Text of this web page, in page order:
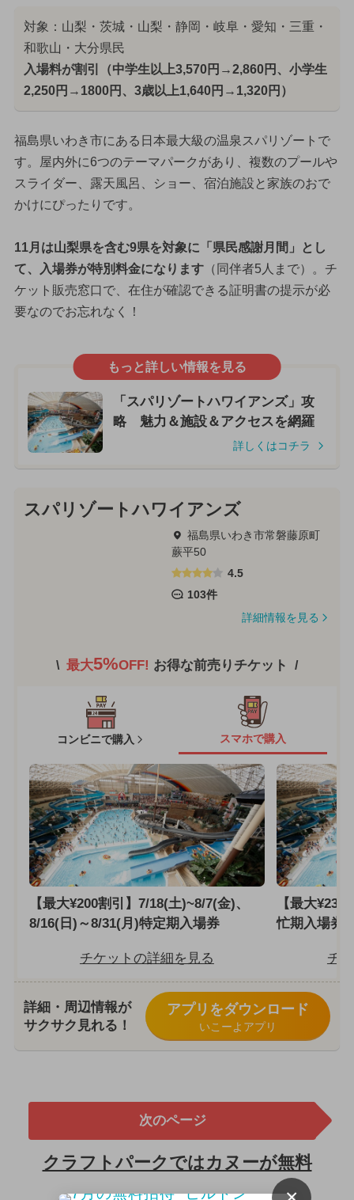
対象：山梨・茨城・山梨・静岡・岐阜・愛知・三重・
和歌山・大分県民
入場料が割引（中学生以上3,570円→2,860円、小学生
2,250円→1800円、3歳以上1,640円→1,320円）
福島県いわき市にある日本最大級の温泉スパリゾートで
す。屋内外に6つのテーマパークがあり、複数のプールや
スライダー、露天風呂、ショー、宿泊施設と家族のおで
かけにぴったりです。
11月は山梨県を含む9県を対象に「県民感謝月間」とし
て、入場券が特別料金になります（同伴者5人まで）。チ
ケット販売窓口で、在住が確認できる証明書の提示が必
要なのでお忘れなく！
もっと詳しい情報を見る
「スパリゾートハワイアンズ」攻
略 魅力＆施設＆アクセスを網羅
詳しくはコチラ
スパリゾートハワイアンズ
福島県いわき市常磐藤原町
蕨平50
4.5
103件
詳細情報を見る
最大5%OFF! お得な前売りチケット
コンビニで購入 スマホで購入
【最大¥200割引】7/18(土)~8/7(金)、
8/16(日)～8/31(月)特定期入場券
チケットの詳細を見る
【最大
忙期入場券
チ
詳細・周辺情報が
サクサク見れる！
アプリをダウンロード
いこーよアプリ
次のページ
クラフトパークではカヌーが無料